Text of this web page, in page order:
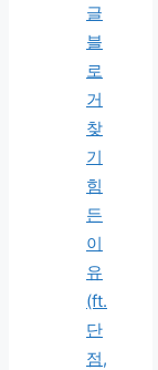
글
블
로
거
찾
기
힘
든
이
유
(ft.
단
점,